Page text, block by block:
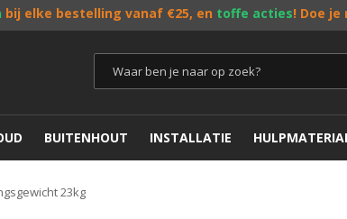
bij elke bestelling vanaf €25, en toffe acties! Doe je
BUITENHOUT INSTALLATIE
23kg